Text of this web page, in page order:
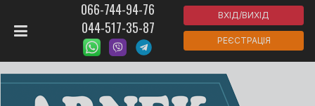
066-744-94-76
044-517-35-87
ВХІД/ВИХІД
РЕЄСТРАЦІЯ